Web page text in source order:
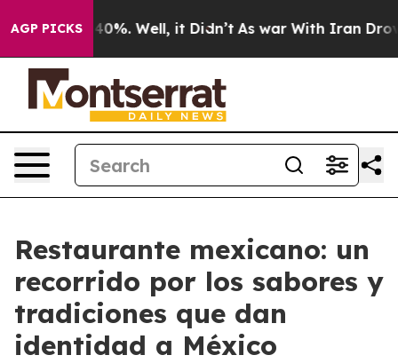
AGP PICKS40%. Well, it Didn’t As war With Iran Drove oil
Restaurante mexicano: un
recorrido por los sabores y
tradiciones que dan
identidad a México